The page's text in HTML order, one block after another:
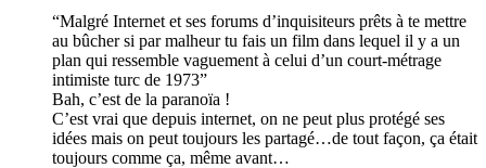
“Malgré Internet et ses forums d’inquisiteurs prêts à te mettre
au bûcher si par malheur tu fais un film dans lequel il y a un
plan qui ressemble vaguement à celui d’un court-métrage
intimiste turc de 1973”
Bah, c’est de la paranoïa !
C’est vrai que depuis internet, on ne peut plus protégé ses
idées mais on peut toujours les partagé…de tout façon, ça était
toujours comme ça, même avant…